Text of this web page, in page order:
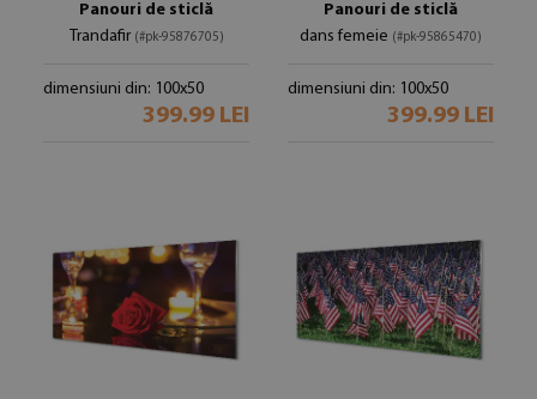
Panouri de sticlă
Trandafir (#pk-95876705)
dimensiuni din: 100x50
399.99 LEI
Panouri de sticlă
dans femeie (#pk-95865470)
dimensiuni din: 100x50
399.99 LEI